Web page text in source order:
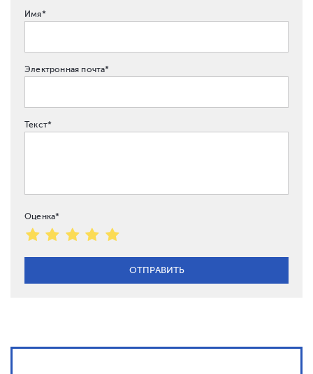
Имя*
Электронная почта*
Текст*
Оценка*